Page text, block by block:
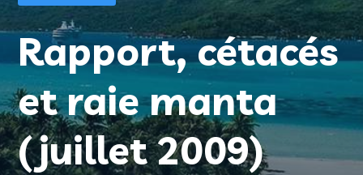
Rapport, cétacés
et raie manta
(juillet 2009)